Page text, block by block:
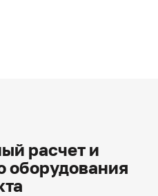
расчет и
оборудования